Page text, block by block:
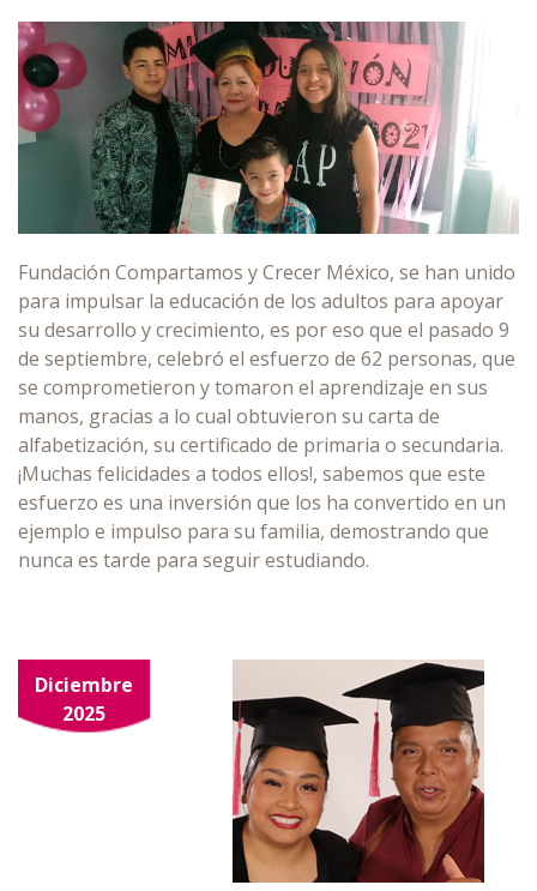
Fundación Compartamos y Crecer México, se han unido
para impulsar la educación de los adultos para apoyar
su desarrollo y crecimiento, es por eso que el pasado 9
de septiembre, celebró el esfuerzo de 62 personas, que
se comprometieron y tomaron el aprendizaje en sus
manos, gracias a lo cual obtuvieron su carta de
alfabetización, su certificado de primaria o secundaria.
¡Muchas felicidades a todos ellos!, sabemos que este
esfuerzo es una inversión que los ha convertido en un
ejemplo e impulso para su familia, demostrando que
nunca es tarde para seguir estudiando.
Diciembre
2025